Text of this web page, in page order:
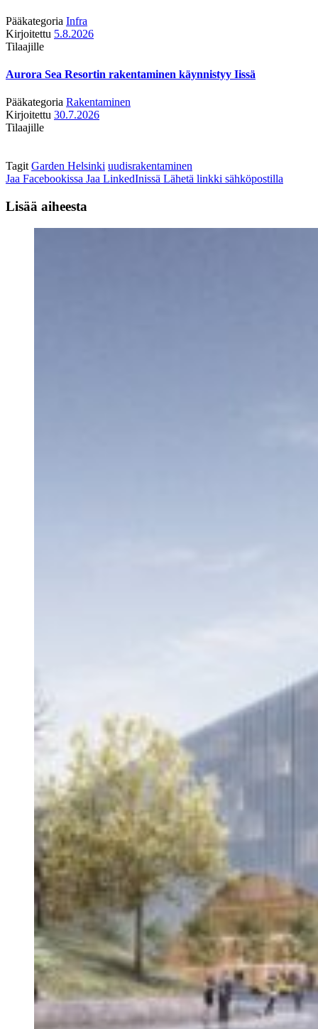
Pääkategoria Infra
Kirjoitettu 5.8.2026
Tilaajille
Aurora Sea Resortin rakentaminen käynnistyy Iissä
Pääkategoria Rakentaminen
Kirjoitettu 30.7.2026
Tilaajille
Tagit Garden Helsinki uudisrakentaminen
Jaa Facebookissa Jaa LinkedInissä Lähetä linkki sähköpostilla
Lisää aiheesta